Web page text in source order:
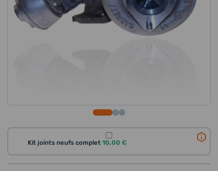
Kit joints neufs complet10,00 €